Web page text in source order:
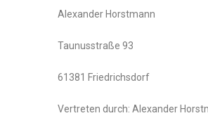
Alexander Horstmann
Taunusstraße 93
61381 Friedrichsdorf
Vertreten durch: Alexander